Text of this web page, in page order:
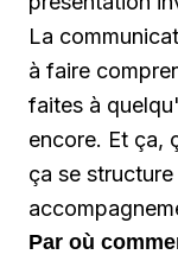
La
à faire
faites à
encore. Et ça,
ça se
Par où